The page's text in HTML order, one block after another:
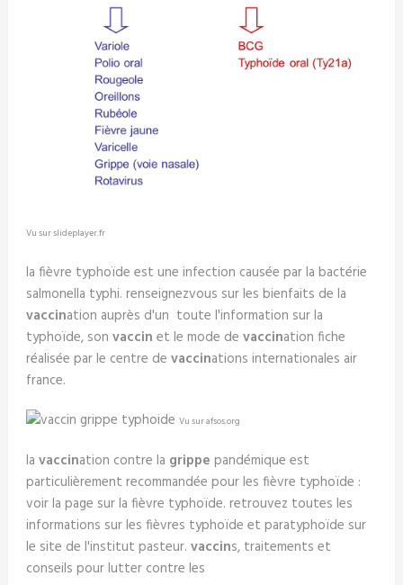
Vu sur slideplayer.fr
la fièvre typhoïde est une infection causée par la bactérie
salmonella typhi. renseignezvous sur les bienfaits de la
vaccination auprès d'un toute l'information sur la
typhoïde, son vaccin et le mode de vaccination fiche
réalisée par le centre de vaccinations internationales air
france.
Vu sur afsos.org
la vaccination contre la grippe pandémique est
particulièrement recommandée pour les fièvre typhoïde :
voir la page sur la fièvre typhoïde. retrouvez toutes les
informations sur les fièvres typhoïde et paratyphoïde sur
le site de l'institut pasteur. vaccins, traitements et
conseils pour lutter contre les